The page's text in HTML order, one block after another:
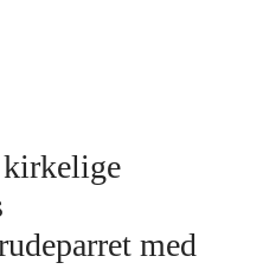
med